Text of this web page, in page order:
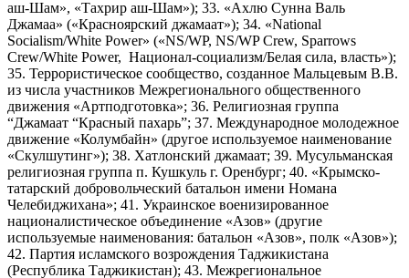
аш-Шам», «Тахрир аш-Шам»); 33. «Ахлю Сунна Валь
Джамаа» («Красноярский джамаат»); 34. «National
Socialism/White Power» («NS/WP, NS/WP Crew, Sparrows
Crew/White Power, Национал-социализм/Белая сила, власть»);
35. Террористическое сообщество, созданное Мальцевым В.В.
из числа участников Межрегионального общественного
движения «Артподготовка»; 36. Религиозная группа
“Джамаат “Красный пахарь”; 37. Международное молодежное
движение «Колумбайн» (другое используемое наименование
«Скулшутинг»); 38. Хатлонский джамаат; 39. Мусульманская
религиозная группа п. Кушкуль г. Оренбург; 40. «Крымско-
татарский добровольческий батальон имени Номана
Челебиджихана»; 41. Украинское военизированное
националистическое объединение «Азов» (другие
используемые наименования: батальон «Азов», полк «Азов»);
42. Партия исламского возрождения Таджикистана
(Республика Таджикистан); 43. Межрегиональное